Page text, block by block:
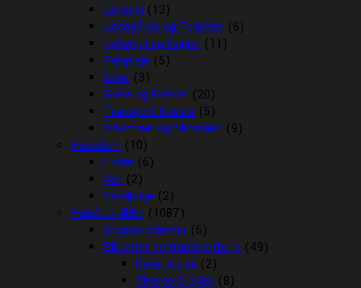
Legetøj (13)
Løbegårde og Toiletter (6)
Løbehjul og Kugler (11)
Pelspleje (5)
Seler (3)
Skåle og Flasker (20)
Transport Kasser (5)
Vitaminer og Mineraler (9)
Havedam (10)
Foder (6)
Net (2)
Vandpleje (2)
Hunde artikler (1087)
Angstproblemer (6)
Biludstyr og transportbure (49)
Cykel Kurve (2)
Diverse til bilen (8)